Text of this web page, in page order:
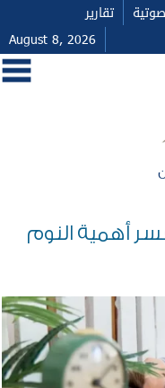
تقارير
August 8, 2026
أهمية النوم